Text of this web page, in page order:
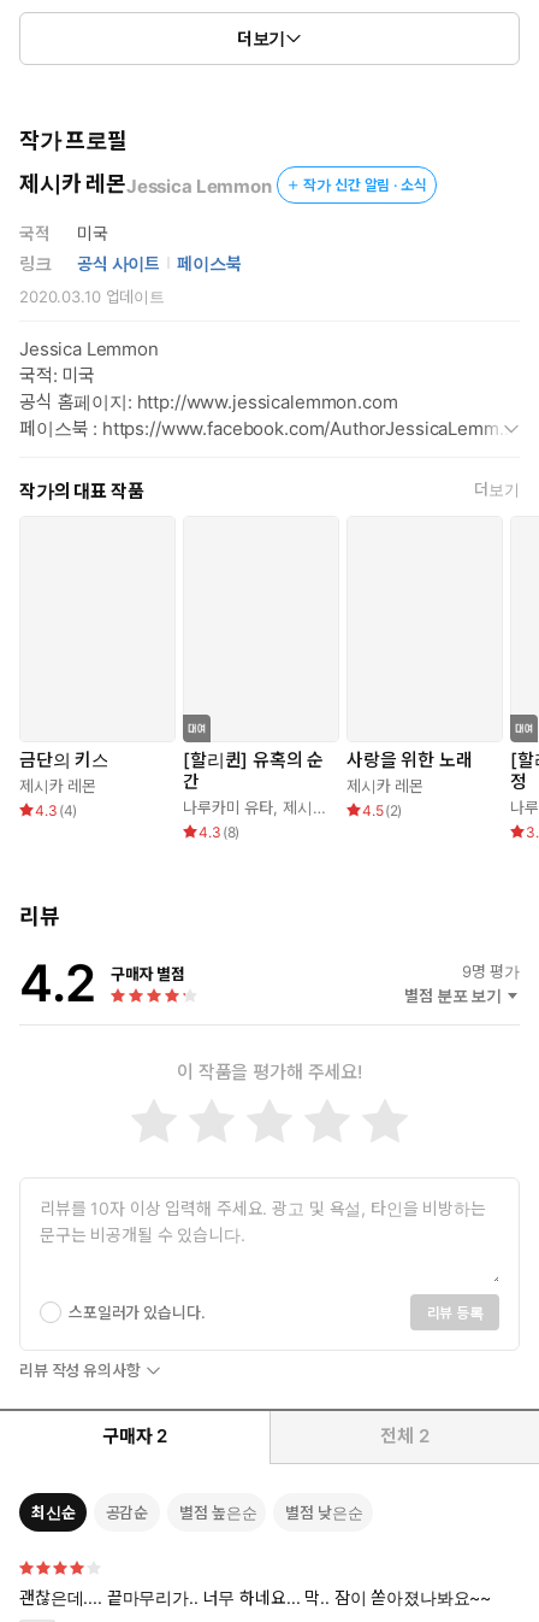
당신이 여기 있었으면 좋겠어…
미미는 용기를 끌어모으고 말했다.
“더 이상 댈러스 비행장에서 당신에게 버림받았던, 정신 나간 스
물세 살이 아니라고 알려 주려고 왔어요.”
“그렇소?”
“당신은 날 몰라요. 옛날에는 알았겠지만.”
체이스는 그녀의 밤색 머리부터 무릎까지 올라오는 부츠를 훑어봤
“나도 마찬가지요. 이젠 쓸데없는 얘기 좀 그만하고 진짜 여기에 온
목적을 말하는 게 어떻소?”
더보기
작가 프로필
제시카 레몬Jessica Lemmon 작가 신간 알림 · 소식
국적
미국
링크
공식 사이트 페이스북
2020.03.10업데이트
Jessica Lemmon
국적: 미국
공식 홈페이지: http://www.jessicalemmon.com
페이스북 : https://www.facebook.com/AuthorJessicaLemmo
작가의 대표 작품
더보기
금단의 키스
제시카 레몬
4.3 (4)
[할리퀸] 유혹의 순
간
나루카미 유타 제시카 레몬
4.3 (8)
사랑을 위한 노래
제시카 레몬
4.5(2)
[할
정
나
리뷰
4.2 구매자 별점 9명 평가
별점 분포 보기
이 작품을 평가해 주세요!
스포일러가 있습니다. 리뷰 등록
리뷰 작성 유의사항
구매자 2 전체 2
최신순 공감순 별점 높은순 별점 낮은순
괜찮은데.... 끝마무리가.. 너무 하네요... 막.. 잠이 쏟아졌나봐요~~